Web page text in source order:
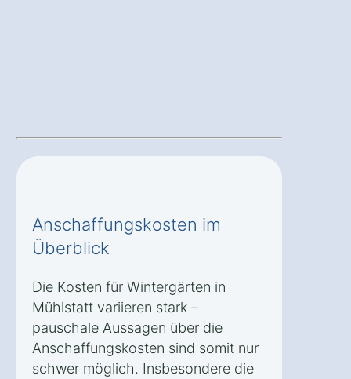
Anschaffungskosten im
Überblick
Die Kosten für Wintergärten in
Mühlstatt variieren stark –
pauschale Aussagen über die
Anschaffungskosten sind somit nur
schwer möglich. Insbesondere die